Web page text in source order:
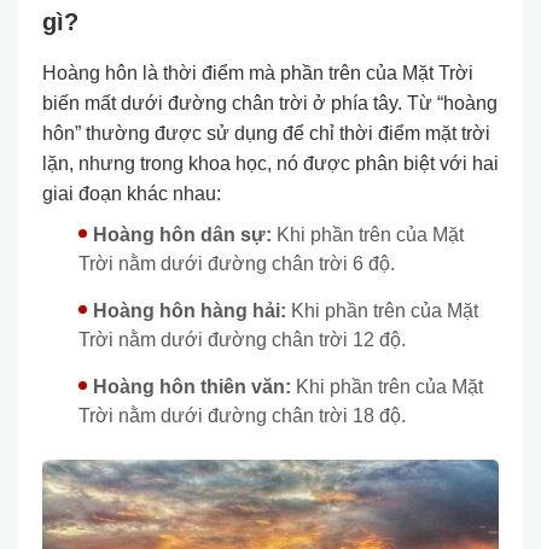
gì?
Hoàng hôn là thời điểm mà phần trên của Mặt Trời
biến mất dưới đường chân trời ở phía tây. Từ “hoàng
hôn” thường được sử dụng để chỉ thời điểm mặt trời
lặn, nhưng trong khoa học, nó được phân biệt với hai
giai đoạn khác nhau:
Hoàng hôn dân sự: Khi phần trên của Mặt
Trời nằm dưới đường chân trời 6 độ.
Hoàng hôn hàng hải: Khi phần trên của Mặt
Trời nằm dưới đường chân trời 12 độ.
Hoàng hôn thiên văn: Khi phần trên của Mặt
Trời nằm dưới đường chân trời 18 độ.